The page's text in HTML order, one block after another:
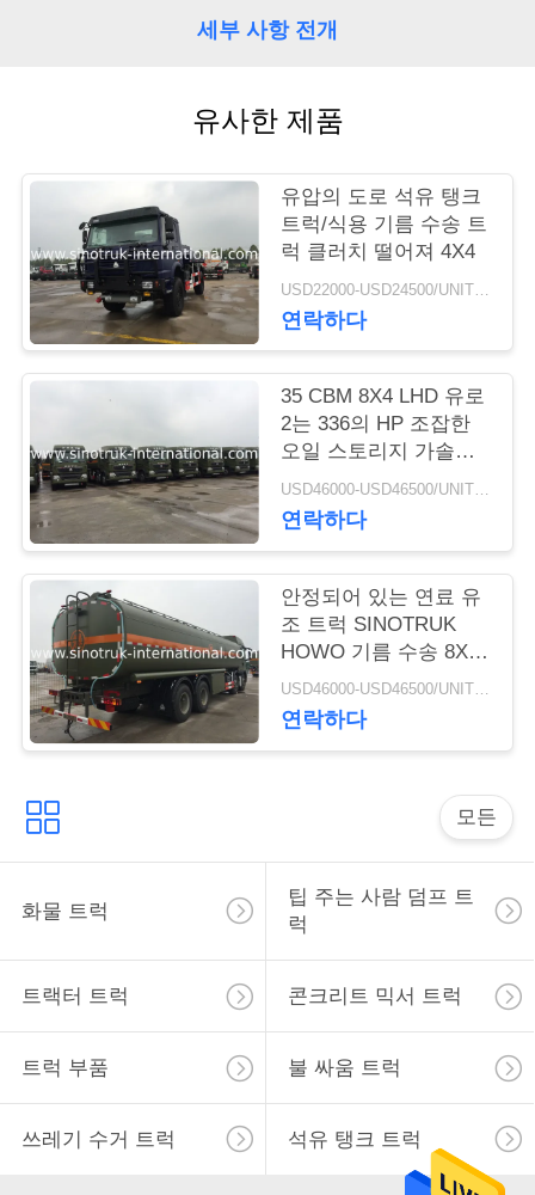
저
와
연
락
인
용
을
요
하
십
오
사
이
트
맵
개
세부 사항 전개
유사한 제품
유압의 도로 석유 탱크
트럭/식용 기름 수송 트
럭 클러치 떨어져 4X4
USD22000-USD24500/UNIT)negotiation MOQ:1 단위
연락하다
35 CBM 8X4 LHD 유로
2는 336의 HP 조잡한
오일 스토리지 가솔린
유조 트럭 ISO 찬성했
습니다
USD46000-USD46500/UNIT)negotiation MOQ:1 단위
연락하다
안정되어 있는 연료 유
조 트럭 SINOTRUK
HOWO 기름 수송 8X4
RHD를 위한 30 - 40 톤USD46000-USD46500/UNIT)negotiation MOQ:1 단위
연락하다
모든
화물 트럭
팁 주는 사람 덤프 트
럭
트랙터 트럭 콘크리트 믹서 트럭
트럭 부품 불 싸움 트럭
쓰레기 수거 트럭 석유 탱크 트럭